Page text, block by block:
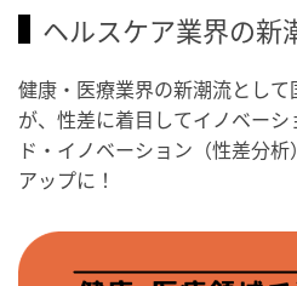
ヘルスケア業界の新
健康・医療業界の新潮流とし
が、性差に着目してイノベー
ド・イノベーション（性差分
アップに！